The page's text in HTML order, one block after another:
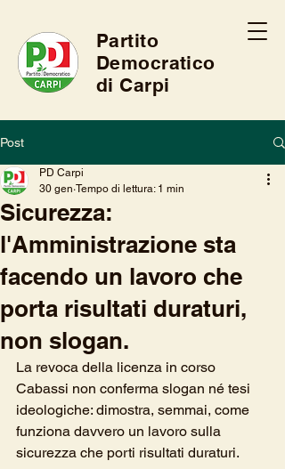
Partito
Democratico
di Carpi
Post
Sicurezza:
l'Amministrazione sta
facendo un lavoro che
porta risultati duraturi,
non slogan.
PD Carpi
30 gen Tempo di lettura: 1 min
La revoca della licenza in corso
Cabassi non conferma slogan né tesi
ideologiche: dimostra, semmai, come
funziona davvero un lavoro sulla
sicurezza che porti risultati duraturi.